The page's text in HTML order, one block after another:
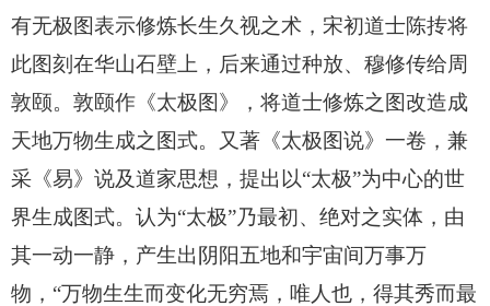
有无极图表示修炼长生久视之术，宋初道士陈抟将
此图刻在华山石壁上，后来通过种放、穆修传给周
敦颐。敦颐作《太极图》，将道士修炼之图改造成
天地万物生成之图式。又著《太极图说》一卷，兼
采《易》说及道家思想，提出以“太极”为中心的世
界生成图式。认为“太极”乃最初、绝对之实体，由
其一动一静，产生出阴阳五地和宇宙间万事万
物，“万物生生而变化无穷焉，唯人也，得其秀而最